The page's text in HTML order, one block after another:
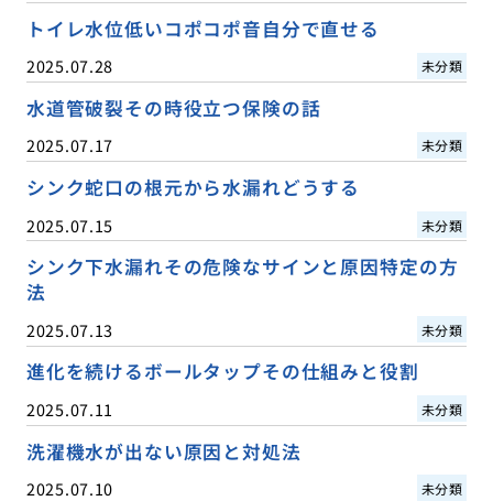
トイレ水位低いコポコポ音自分で直せる
2025.07.28 未分類
水道管破裂その時役立つ保険の話
2025.07.17 未分類
シンク蛇口の根元から水漏れどうする
2025.07.15 未分類
シンク下水漏れその危険なサインと原因特定の方
法
2025.07.13 未分類
進化を続けるボールタップその仕組みと役割
2025.07.11 未分類
洗濯機水が出ない原因と対処法
2025.07.10 未分類